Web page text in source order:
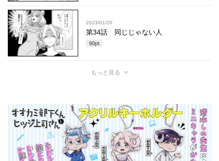
2023/01/20
第34話 同じじゃない人
90pt
もっと見る